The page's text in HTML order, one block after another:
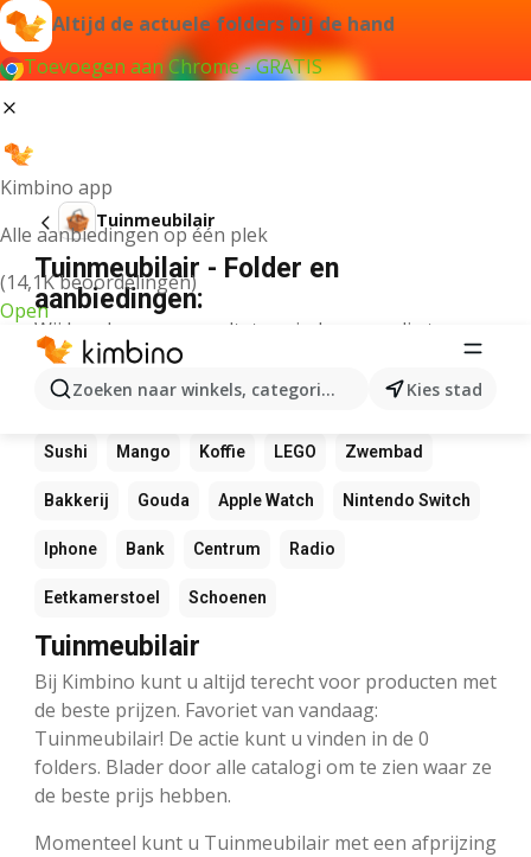
Altijd de actuele folders bij de hand
Toevoegen aan Chrome - GRATIS
Kimbino app
Alle aanbiedingen op één plek
(14,1K beoordelingen)
Open
Zoeken naar winkels, categorieën, producten...
Kies stad
Tuinmeubilair
Tuinmeubilair - Folder en
aanbiedingen:
Wij konden geen resultaten vinden voor die term.
Andere favoriete producten
NOS Rekenmachine Pizza
Sushi Mango Koffie LEGO Zwembad
Bakkerij Gouda Apple Watch Nintendo Switch
Iphone Bank Centrum Radio
Eetkamerstoel Schoenen
Tuinmeubilair
Bij Kimbino kunt u altijd terecht voor producten met
de beste prijzen. Favoriet van vandaag:
Tuinmeubilair! De actie kunt u vinden in de 0
folders. Blader door alle catalogi om te zien waar ze
de beste prijs hebben.
Momenteel kunt u Tuinmeubilair met een afprijzing